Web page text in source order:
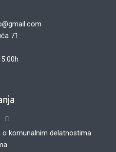
71
o komunalnim delatnostima